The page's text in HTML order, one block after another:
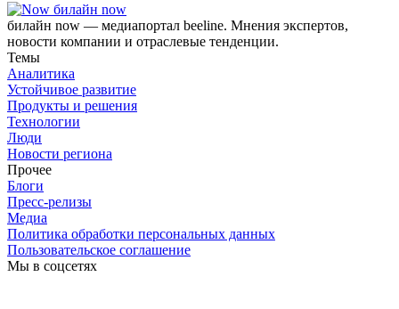
билайн now
билайн now — медиапортал beeline. Мнения экспертов,
новости компании и отраслевые тенденции.
Темы
Аналитика
Устойчивое развитие
Продукты и решения
Технологии
Люди
Новости региона
Прочее
Блоги
Пресс-релизы
Медиа
Политика обработки персональных данных
Пользовательское соглашение
Мы в соцсетях